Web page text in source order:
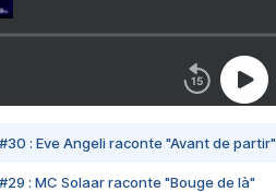
#30 : Eve Angeli raconte "Avant de partir"
#29 : MC Solaar raconte "Bouge de là"